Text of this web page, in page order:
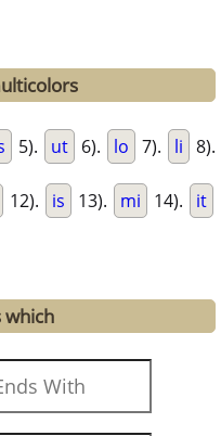
5). ut 6). lo 7). li 8).
12). is 13). mi 14). it
which